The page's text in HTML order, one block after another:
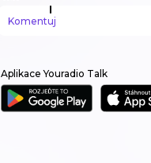
Komentuj
Aplikace Youradio Talk